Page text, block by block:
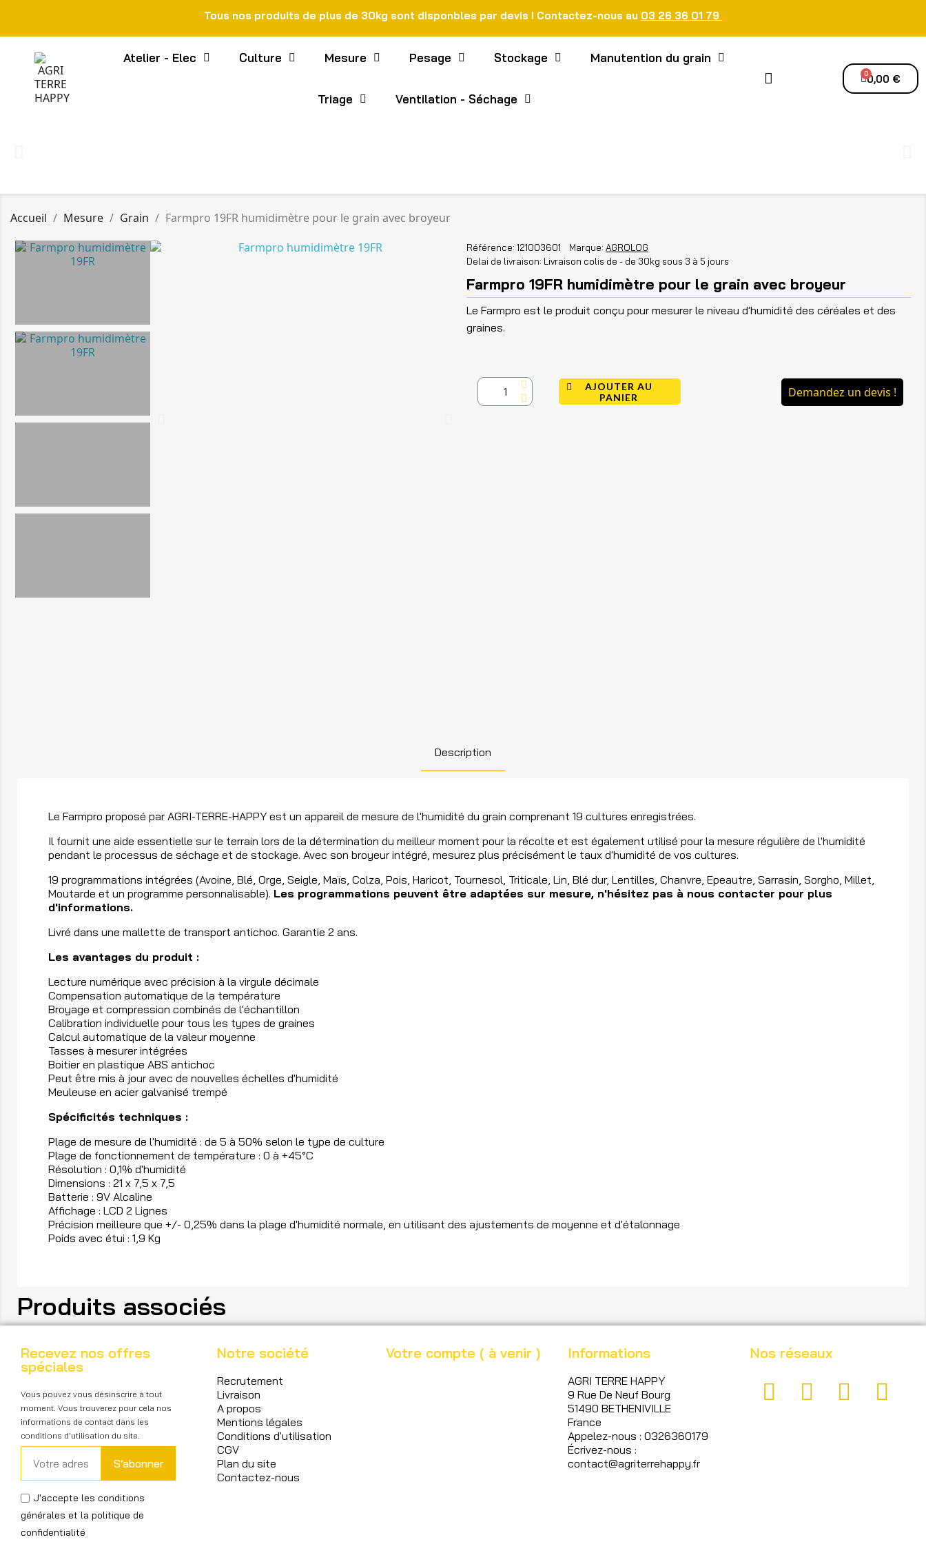
Tous nos produits de plus de 30kg sont disponbles par devis ! Contactez-nous au 03 26 36 01 79
Atelier - Elec Culture Mesure Pesage Stockage Manutention du grain
Triage Ventilation - Séchage
0,00 €
Accueil Mesure Grain Farmpro 19FR humidimètre pour le grain avec broyeur
Référence 121003601 Marque AGROLOG
Delai de livraison Livraison colis de - de 30kg sous 3 à 5 jours
Farmpro 19FR humidimètre pour le grain avec broyeur
Le Farmpro est le produit conçu pour mesurer le niveau d'humidité des céréales et des
graines.
AJOUTER AU
PANIER
Demandez un devis !
Description
Le Farmpro proposé par AGRI-TERRE-HAPPY est un appareil de mesure de l'humidité du grain comprenant 19 cultures enregistrées.
Il fournit une aide essentielle sur le terrain lors de la détermination du meilleur moment pour la récolte et est également utilisé pour la mesure régulière de l'humidité
pendant le processus de séchage et de stockage. Avec son broyeur intégré, mesurez plus précisément le taux d'humidité de vos cultures.
19 programmations intégrées (Avoine, Blé, Orge, Seigle, Maïs, Colza, Pois, Haricot, Tournesol, Triticale, Lin, Blé dur, Lentilles, Chanvre, Epeautre, Sarrasin, Sorgho, Millet,
Moutarde et un programme personnalisable). Les programmations peuvent être adaptées sur mesure, n'hésitez pas à nous contacter pour plus
d'informations.
Livré dans une mallette de transport antichoc. Garantie 2 ans.
Les avantages du produit :
Lecture numérique avec précision à la virgule décimale
Compensation automatique de la température
Broyage et compression combinés de l'échantillon
Calibration individuelle pour tous les types de graines
Calcul automatique de la valeur moyenne
Tasses à mesurer intégrées
Boitier en plastique ABS antichoc
Peut être mis à jour avec de nouvelles échelles d'humidité
Meuleuse en acier galvanisé trempé
Spécificités techniques :
Plage de mesure de l'humidité : de 5 à 50% selon le type de culture
Plage de fonctionnement de température : 0 à +45°C
Résolution : 0,1% d'humidité
Dimensions : 21 x 7,5 x 7,5
Batterie : 9V Alcaline
Affichage : LCD 2 Lignes
Précision meilleure que +/- 0,25% dans la plage d'humidité normale, en utilisant des ajustements de moyenne et d'étalonnage
Poids avec étui : 1,9 Kg
Produits associés
Recevez nos offres
spéciales
Vous pouvez vous désinscrire à tout
moment. Vous trouverez pour cela nos
informations de contact dans les
conditions d'utilisation du site.
S’abonner
J'accepte les conditions
générales et la politique de
confidentialité
Notre société
Recrutement
Livraison
A propos
Mentions légales
Conditions d'utilisation
CGV
Plan du site
Contactez-nous
Votre compte ( à venir ) Informations
AGRI TERRE HAPPY
9 Rue De Neuf Bourg
51490 BETHENIVILLE
France
Appelez-nous : 0326360179
Écrivez-nous :
contact@agriterrehappy.fr
Nos réseaux